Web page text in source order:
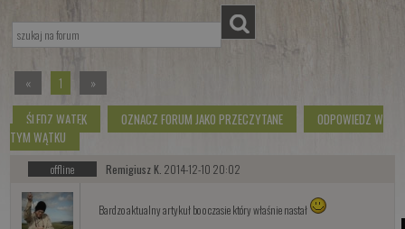
« 1
»
ŚLEDZ WĄTEK
OZNACZ FORUM JAKO PRZECZYTANE
ODPOWIEDZ W
TYM WĄTKU
offline Remigiusz K. 2014-12-10 20:02
Bardzo aktualny artykuł bo o czasie który właśnie nastał